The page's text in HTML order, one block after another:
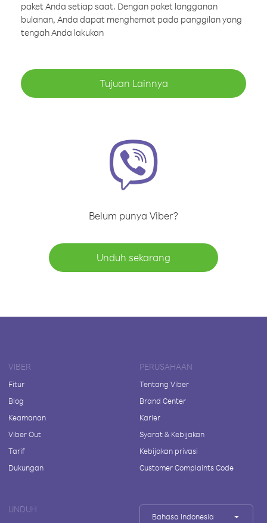
paket Anda setiap saat. Dengan paket langganan
bulanan, Anda dapat menghemat pada panggilan yang
tengah Anda lakukan
Tujuan Lainnya
Belum punya Viber?
Unduh sekarang
VIBER
Fitur
Blog
Keamanan
Viber Out
Tarif
Dukungan
PERUSAHAAN
Tentang Viber
Brand Center
Karier
Syarat & Kebijakan
Kebijakan privasi
Customer Complaints Code
UNDUH
Bahasa Indonesia